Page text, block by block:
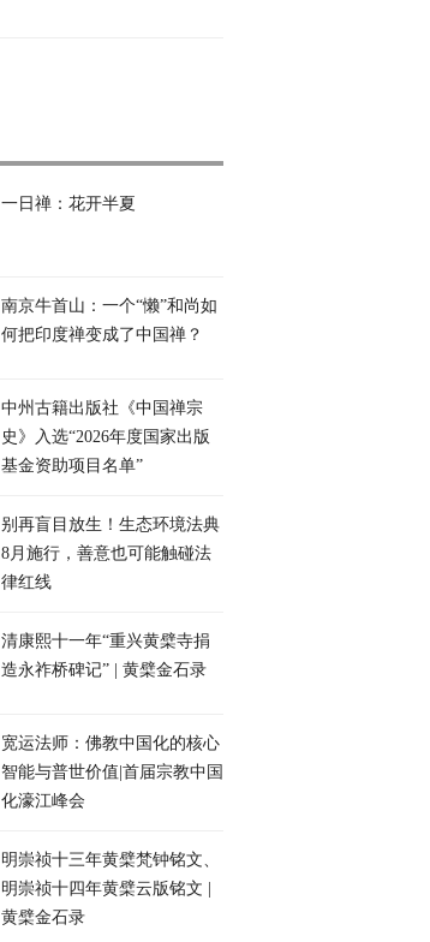
一日禅：花开半夏
南京牛首山：一个“懒”和尚如
何把印度禅变成了中国禅？
中州古籍出版社《中国禅宗
史》入选“2026年度国家出版
基金资助项目名单”
别再盲目放生！生态环境法典
8月施行，善意也可能触碰法
律红线
清康熙十一年“重兴黄檗寺捐
造永祚桥碑记” | 黄檗金石录
宽运法师：佛教中国化的核心
智能与普世价值|首届宗教中国
化濠江峰会
明崇祯十三年黄檗梵钟铭文、
明崇祯十四年黄檗云版铭文 |
黄檗金石录